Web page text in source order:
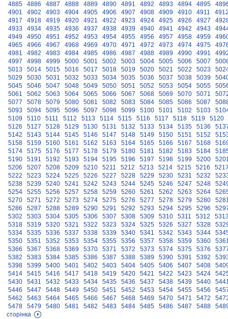
4885
4886 4887 4888 4889 4890 4891 4892 4893 4894 4895
4901
4902 4903 4904 4905 4906 4907 4908 4909 4910 4911
4917
4918 4919 4920 4921 4922 4923 4924 4925 4926 4927
4933
4934 4935 4936 4937 4938 4939 4940 4941 4942 4943
4949
4950 4951 4952 4953 4954 4955 4956 4957 4958 4959
4965
4966 4967 4968 4969 4970 4971 4972 4973 4974 4975
4981
4982 4983 4984 4985 4986 4987 4988 4989 4990 4991
4997
4998 4999 5000 5001 5002 5003 5004 5005 5006 5007
5013
5014 5015 5016 5017 5018 5019 5020 5021 5022 5023
5029
5030 5031 5032 5033 5034 5035 5036 5037 5038 5039
5045
5046 5047 5048 5049 5050 5051 5052 5053 5054 5055
5061
5062 5063 5064 5065 5066 5067 5068 5069 5070 5071
5077
5078 5079 5080 5081 5082 5083 5084 5085 5086 5087
5093
5094 5095 5096 5097 5098 5099 5100 5101 5102 5103
5109
5110 5111 5112 5113 5114 5115 5116 5117 5118 5119
5120
5126
5127 5128 5129 5130 5131 5132 5133 5134 5135 5136
5142
5143 5144 5145 5146 5147 5148 5149 5150 5151 5152
5158
5159 5160 5161 5162 5163 5164 5165 5166 5167 5168
5174
5175 5176 5177 5178 5179 5180 5181 5182 5183 5184
5190
5191 5192 5193 5194 5195 5196 5197 5198 5199 5200
5206
5207 5208 5209 5210 5211 5212 5213 5214 5215 5216
5222
5223 5224 5225 5226 5227 5228 5229 5230 5231 5232
5238
5239 5240 5241 5242 5243 5244 5245 5246 5247 5248
5254
5255 5256 5257 5258 5259 5260 5261 5262 5263 5264
5270
5271 5272 5273 5274 5275 5276 5277 5278 5279 5280
5286
5287 5288 5289 5290 5291 5292 5293 5294 5295 5296
5302
5303 5304 5305 5306 5307 5308 5309 5310 5311 5312
5318
5319 5320 5321 5322 5323 5324 5325 5326 5327 5328
5334
5335 5336 5337 5338 5339 5340 5341 5342 5343 5344
5350
5351 5352 5353 5354 5355 5356 5357 5358 5359 5360
5366
5367 5368 5369 5370 5371 5372 5373 5374 5375 5376
5382
5383 5384 5385 5386 5387 5388 5389 5390 5391 5392
5398
5399 5400 5401 5402 5403 5404 5405 5406 5407 5408
5414
5415 5416 5417 5418 5419 5420 5421 5422 5423 5424
5430
5431 5432 5433 5434 5435 5436 5437 5438 5439 5440
5446
5447 5448 5449 5450 5451 5452 5453 5454 5455 5456
5462
5463 5464 5465 5466 5467 5468 5469 5470 5471 5472
5478
5479 5480 5481 5482 5483 5484 5485 5486 5487 5488
сторінка